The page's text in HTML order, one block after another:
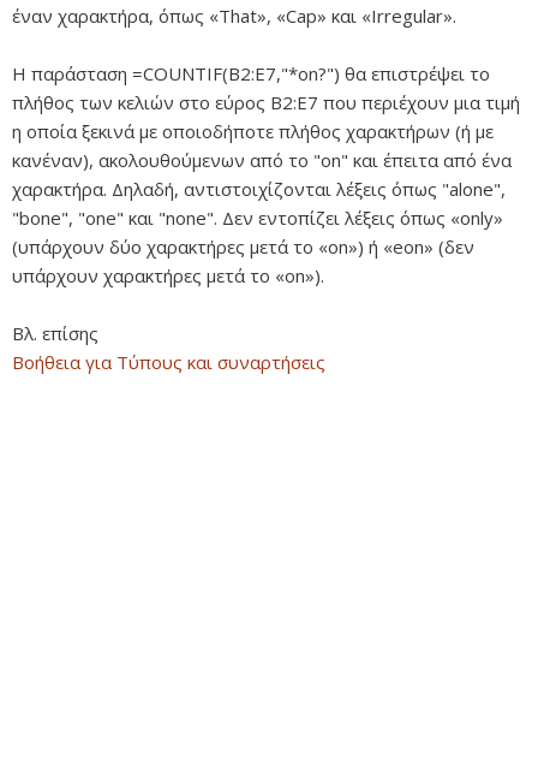
έναν χαρακτήρα, όπως «That», «Cap» και «Irregular».
Η παράσταση =COUNTIF(B2:E7,"*on?") θα επιστρέψει το
πλήθος των κελιών στο εύρος B2:E7 που περιέχουν μια τιμή
η οποία ξεκινά με οποιοδήποτε πλήθος χαρακτήρων (ή με
κανέναν), ακολουθούμενων από το "on" και έπειτα από ένα
χαρακτήρα. Δηλαδή, αντιστοιχίζονται λέξεις όπως "alone",
"bone", "one" και "none". Δεν εντοπίζει λέξεις όπως «only»
(υπάρχουν δύο χαρακτήρες μετά το «on») ή «eon» (δεν
υπάρχουν χαρακτήρες μετά το «on»).
Βλ. επίσης
Βοήθεια για Τύπους και συναρτήσεις